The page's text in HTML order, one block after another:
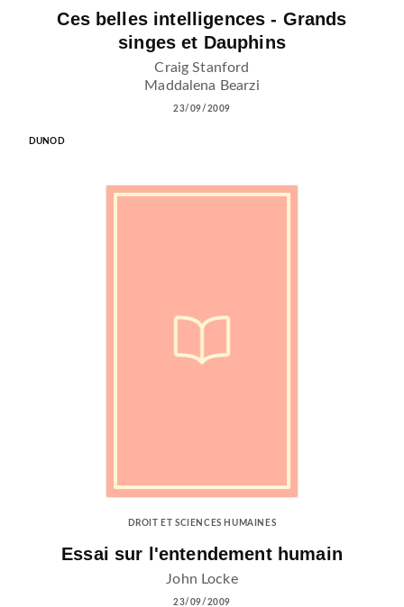
Ces belles intelligences - Grands
singes et Dauphins
Craig Stanford
Maddalena Bearzi
23/09/2009
DUNOD
DROIT ET SCIENCES HUMAINES
Essai sur l'entendement humain
John Locke
23/09/2009